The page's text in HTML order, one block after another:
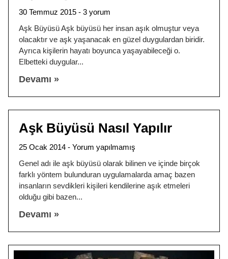
30 Temmuz 2015
3 yorum
Aşk Büyüsü Aşk büyüsü her insan aşık olmuştur veya
olacaktır ve aşk yaşanacak en güzel duygulardan biridir.
Ayrıca kişilerin hayatı boyunca yaşayabileceği o.
Elbetteki duygular
Devamı »
Aşk Büyüsü Nasıl Yapılır
25 Ocak 2014
Yorum yapılmamış
Genel adı ile aşk büyüsü olarak bilinen ve içinde birçok
farklı yöntem bulunduran uygulamalarda amaç bazen
insanların sevdikleri kişileri kendilerine aşık etmeleri
olduğu gibi bazen
Devamı »